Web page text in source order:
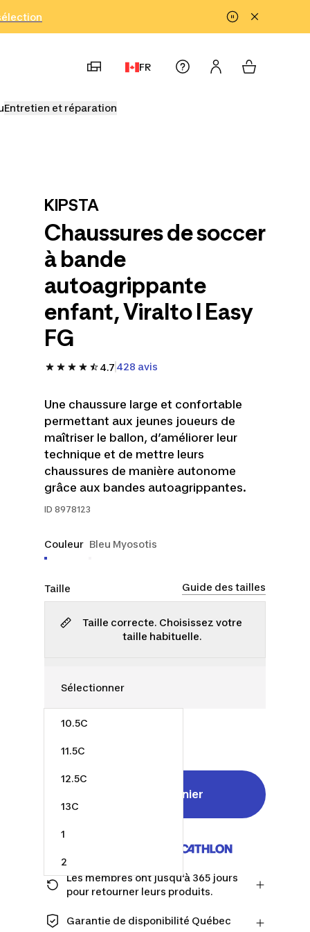
FR
Entretien et réparation
KIPSTA
Chaussures de soccer
à bande
autoagrippante
enfant, Viralto I Easy
FG
4.7 428 avis
Une chaussure large et confortable
permettant aux jeunes joueurs de
maîtriser le ballon, d’améliorer leur
technique et de mettre leurs
chaussures de manière autonome
grâce aux bandes autoagrippantes.
ID 8978123
Couleur Bleu Myosotis
Taille Guide des tailles
Taille correcte. Choisissez votre
taille habituelle.
10.5C
11.5C
12.5C
13C
1
2
2.5
Ajouter au panier
Les membres ont jusqu'à 365 jours
pour retourner leurs produits.
et obtenez plus de temps pour
Garantie de disponibilité Québec